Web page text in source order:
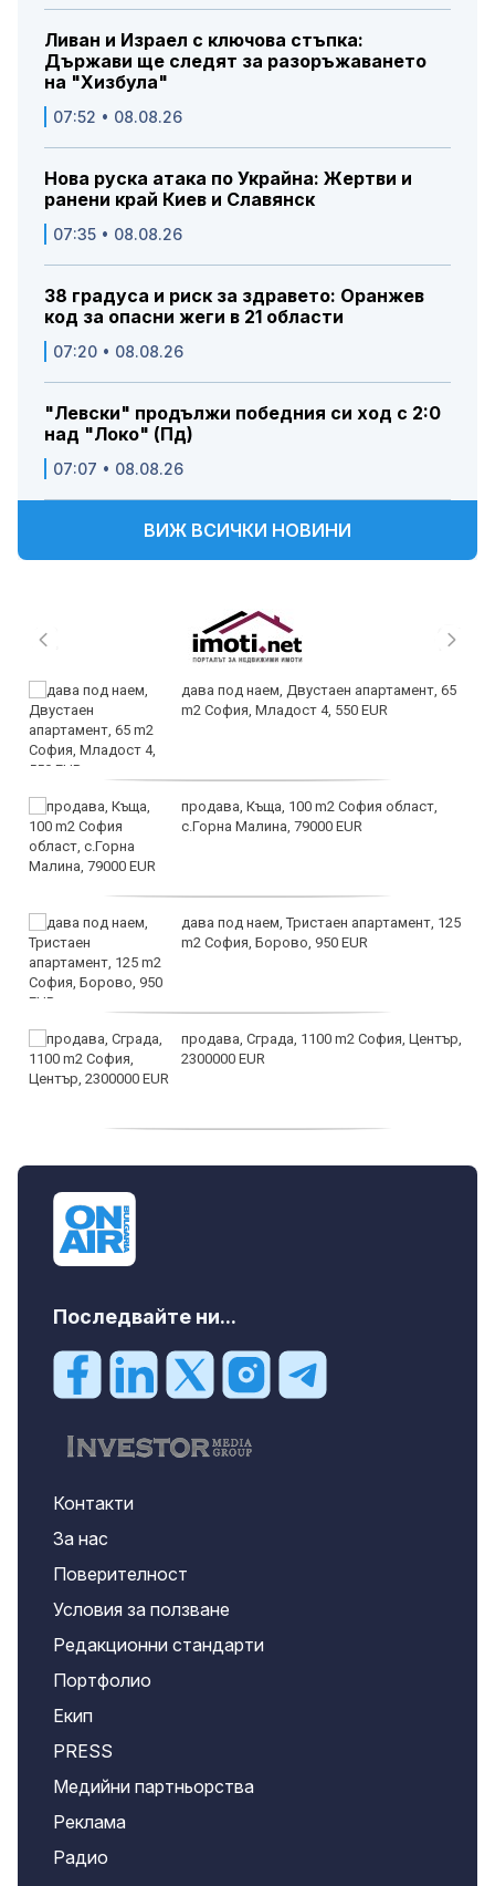
Ливан и Израел с ключова стъпка:
Държави ще следят за разоръжаването
на "Хизбула"
07:52 • 08.08.26
Нова руска атака по Украйна: Жертви и
ранени край Киев и Славянск
07:35 • 08.08.26
38 градуса и риск за здравето: Оранжев
код за опасни жеги в 21 области
07:20 • 08.08.26
"Левски" продължи победния си ход с 2:0
над "Локо" (Пд)
07:07 • 08.08.26
ВИЖ ВСИЧКИ НОВИНИ
дава под наем, Двустаен апартамент, 65
m2 София, Младост 4, 550 EUR
продава, Къща, 100 m2 София област,
с.Горна Малина, 79000 EUR
дава под наем, Тристаен апартамент, 125
m2 София, Борово, 950 EUR
продава, Сграда, 1100 m2 София, Център,
2300000 EUR
Последвайте ни...
Контакти
За нас
Поверителност
Условия за ползване
Редакционни стандарти
Портфолио
Екип
PRESS
Медийни партньорства
Реклама
Радио